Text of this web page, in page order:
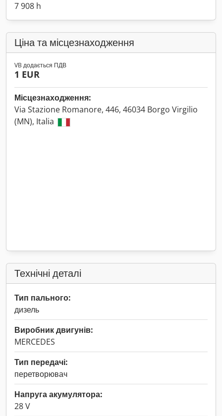
7 908 h
Ціна та місцезнаходження
VB додається ПДВ
1 EUR
Місцезнаходження:
Via Stazione Romanore, 446, 46034 Borgo Virgilio
(MN), Italia
Технічні деталі
Тип пального:
дизель
Виробник двигунів:
MERCEDES
Тип передачі:
перетворювач
Напруга акумулятора:
28 V